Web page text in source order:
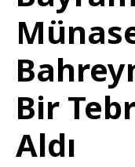
Bir
Aldı